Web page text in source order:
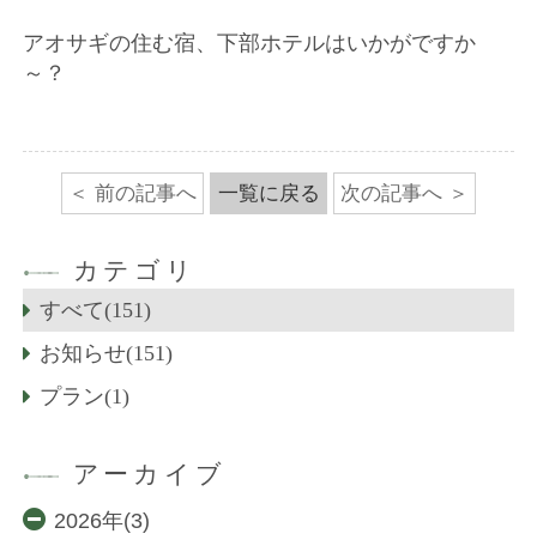
アオサギの住む宿、下部ホテルはいかがですか
～？
前の記事へ 一覧に戻る 次の記事へ
カテゴリ
すべて(151)
お知らせ(151)
プラン(1)
アーカイブ
2026年(3)